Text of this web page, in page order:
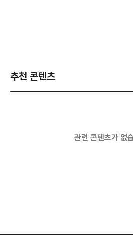
추천 콘텐츠
관련 콘텐츠가 없